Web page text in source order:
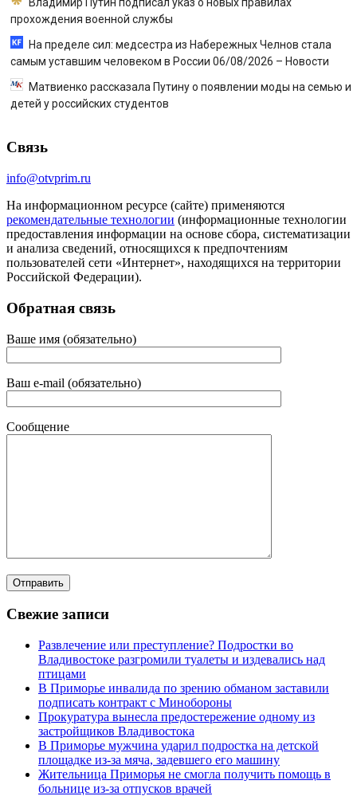
прохождения военной службы
На пределе сил: медсестра из Набережных Челнов стала
самым уставшим человеком в России 06/08/2026 – Новости
Матвиенко рассказала Путину о появлении моды на семью и
детей у российских студентов
Связь
info@otvprim.ru
На информационном ресурсе (сайте) применяются
рекомендательные технологии (информационные технологии
предоставления информации на основе сбора, систематизации
и анализа сведений, относящихся к предпочтениям
пользователей сети «Интернет», находящихся на территории
Российской Федерации).
Обратная связь
Ваше имя (обязательно)
Ваш e-mail (обязательно)
Сообщение
Свежие записи
Развлечение или преступление? Подростки во
Владивостоке разгромили туалеты и издевались над
птицами
В Приморье инвалида по зрению обманом заставили
подписать контракт с Минобороны
Прокуратура вынесла предостережение одному из
застройщиков Владивостока
В Приморье мужчина ударил подростка на детской
площадке из-за мяча, задевшего его машину
Жительница Приморья не смогла получить помощь в
больнице из-за отпусков врачей